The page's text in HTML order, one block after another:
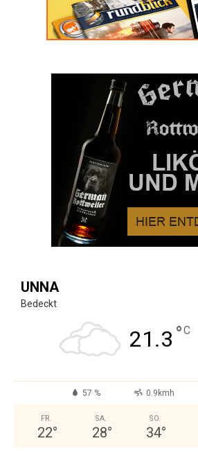
UNNA
Bedeckt
21.3 °C
57 % 0.9kmh
FR.
22°
SA.
28°
SO.
34°